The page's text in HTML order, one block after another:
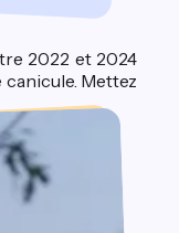
2022 et 2024
Mettez